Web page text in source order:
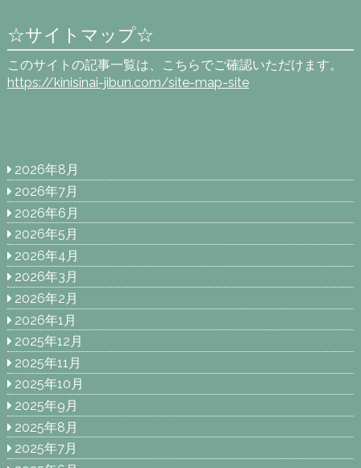
☆サイトマップ☆
このサイトの記事一覧は、こちらでご確認いただけます。
https://kinisinai-jibun.com/site-map-site
2026年8月
2026年7月
2026年6月
2026年5月
2026年4月
2026年3月
2026年2月
2026年1月
2025年12月
2025年11月
2025年10月
2025年9月
2025年8月
2025年7月